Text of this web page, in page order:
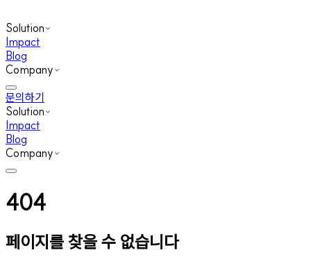
Solution
Impact
Blog
Company
문의하기
Solution
Impact
Blog
Company
404
페이지를 찾을 수 없습니다